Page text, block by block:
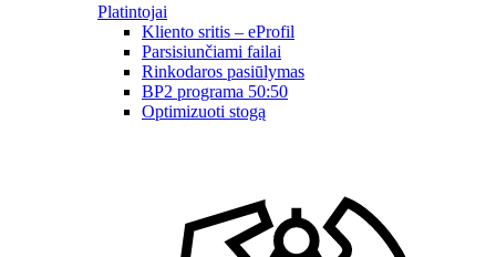
Platintojai
Kliento sritis – eProfil
Parsisiunčiami failai
Rinkodaros pasiūlymas
BP2 programa 50:50
Optimizuoti stogą